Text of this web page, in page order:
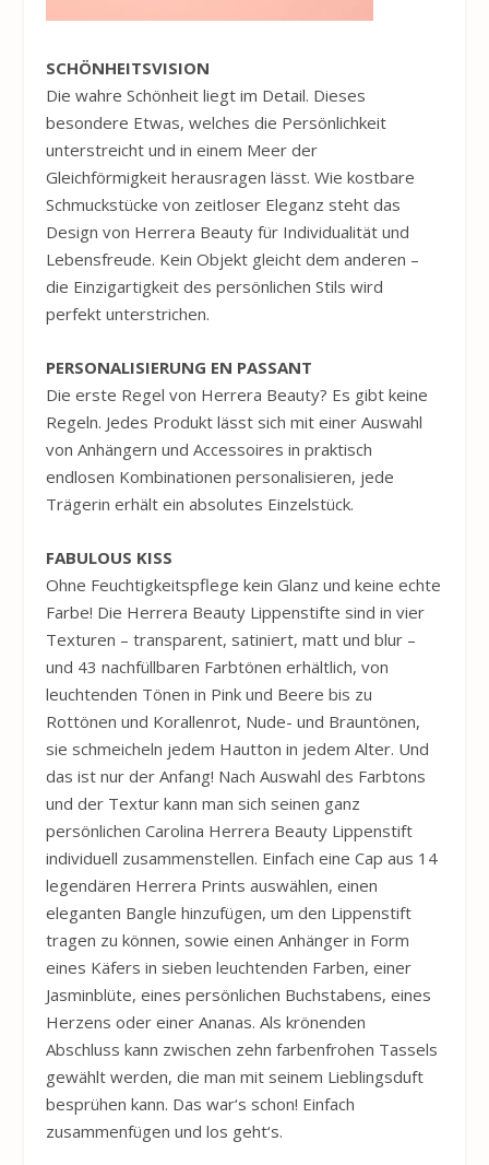
SCHÖNHEITSVISION
Die wahre Schönheit liegt im Detail. Dieses
besondere Etwas, welches die Persönlichkeit
unterstreicht und in einem Meer der
Gleichförmigkeit herausragen lässt. Wie kostbare
Schmuckstücke von zeitloser Eleganz steht das
Design von Herrera Beauty für Individualität und
Lebensfreude. Kein Objekt gleicht dem anderen –
die Einzigartigkeit des persönlichen Stils wird
perfekt unterstrichen.
PERSONALISIERUNG EN PASSANT
Die erste Regel von Herrera Beauty? Es gibt keine
Regeln. Jedes Produkt lässt sich mit einer Auswahl
von Anhängern und Accessoires in praktisch
endlosen Kombinationen personalisieren, jede
Trägerin erhält ein absolutes Einzelstück.
FABULOUS KISS
Ohne Feuchtigkeitspflege kein Glanz und keine echte
Farbe! Die Herrera Beauty Lippenstifte sind in vier
Texturen – transparent, satiniert, matt und blur –
und 43 nachfüllbaren Farbtönen erhältlich, von
leuchtenden Tönen in Pink und Beere bis zu
Rottönen und Korallenrot, Nude- und Brauntönen,
sie schmeicheln jedem Hautton in jedem Alter. Und
das ist nur der Anfang! Nach Auswahl des Farbtons
und der Textur kann man sich seinen ganz
persönlichen Carolina Herrera Beauty Lippenstift
individuell zusammenstellen. Einfach eine Cap aus 14
legendären Herrera Prints auswählen, einen
eleganten Bangle hinzufügen, um den Lippenstift
tragen zu können, sowie einen Anhänger in Form
eines Käfers in sieben leuchtenden Farben, einer
Jasminblüte, eines persönlichen Buchstabens, eines
Herzens oder einer Ananas. Als krönenden
Abschluss kann zwischen zehn farbenfrohen Tassels
gewählt werden, die man mit seinem Lieblingsduft
besprühen kann. Das war‘s schon! Einfach
zusammenfügen und los geht‘s.